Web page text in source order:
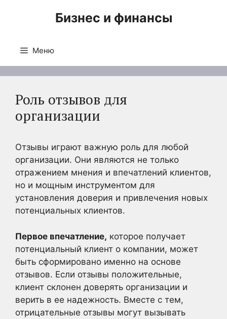
Бизнес и финансы
Меню
Роль отзывов для
организации
Отзывы играют важную роль для любой
организации. Они являются не только
отражением мнения и впечатлений клиентов,
но и мощным инструментом для
установления доверия и привлечения новых
потенциальных клиентов.
Первое впечатление, которое получает
потенциальный клиент о компании, может
быть сформировано именно на основе
отзывов. Если отзывы положительные,
клиент склонен доверять организации и
верить в ее надежность. Вместе с тем,
отрицательные отзывы могут вызывать